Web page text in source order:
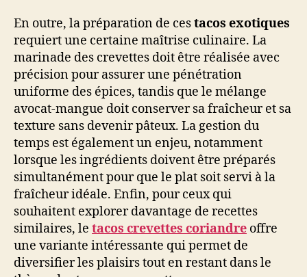
En outre, la préparation de cestacos exotiques
requiert une certaine maîtrise culinaire. La
marinade des crevettes doit être réalisée avec
précision pour assurer une pénétration
uniforme des épices, tandis que le mélange
avocat-mangue doit conserver sa fraîcheur et sa
texture sans devenir pâteux. La gestion du
temps est également un enjeu, notamment
lorsque les ingrédients doivent être préparés
simultanément pour que le plat soit servi à la
fraîcheur idéale. Enfin, pour ceux qui
souhaitent explorer davantage de recettes
similaires, le tacos crevettes coriandre offre
une variante intéressante qui permet de
diversifier les plaisirs tout en restant dans le